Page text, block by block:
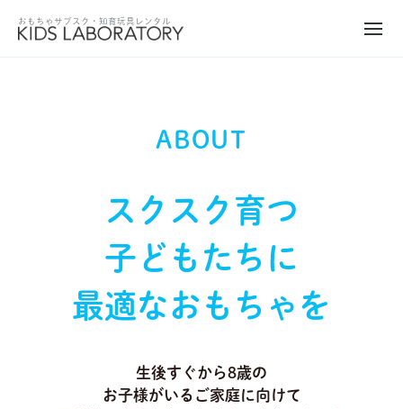
ABOUT
スクスク育つ
子どもたちに
最適なおもちゃを
生後すぐから8歳の
お子様がいるご家庭に向けて